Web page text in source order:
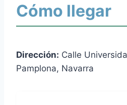
Cómo llegar
Dirección: Calle
Pamplona, Navarra